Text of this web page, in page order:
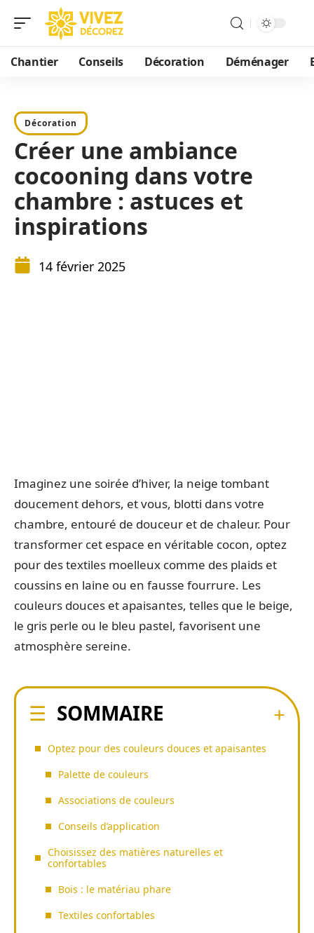
Chantier Conseils Décoration Déménager
Décoration
Créer une ambiance
cocooning dans votre
chambre : astuces et
inspirations
14 février 2025
Imaginez une soirée d’hiver, la neige tombant
doucement dehors, et vous, blotti dans votre
chambre, entouré de douceur et de chaleur. Pour
transformer cet espace en véritable cocon, optez
pour des textiles moelleux comme des plaids et
coussins en laine ou en fausse fourrure. Les
couleurs douces et apaisantes, telles que le beige,
le gris perle ou le bleu pastel, favorisent une
atmosphère sereine.
SOMMAIRE
Optez pour des couleurs douces et apaisantes
Palette de couleurs
Associations de couleurs
Conseils d’application
Choisissez des matières naturelles et
confortables
Bois : le matériau phare
Textiles confortables